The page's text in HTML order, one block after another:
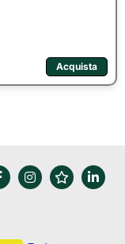
Acquista